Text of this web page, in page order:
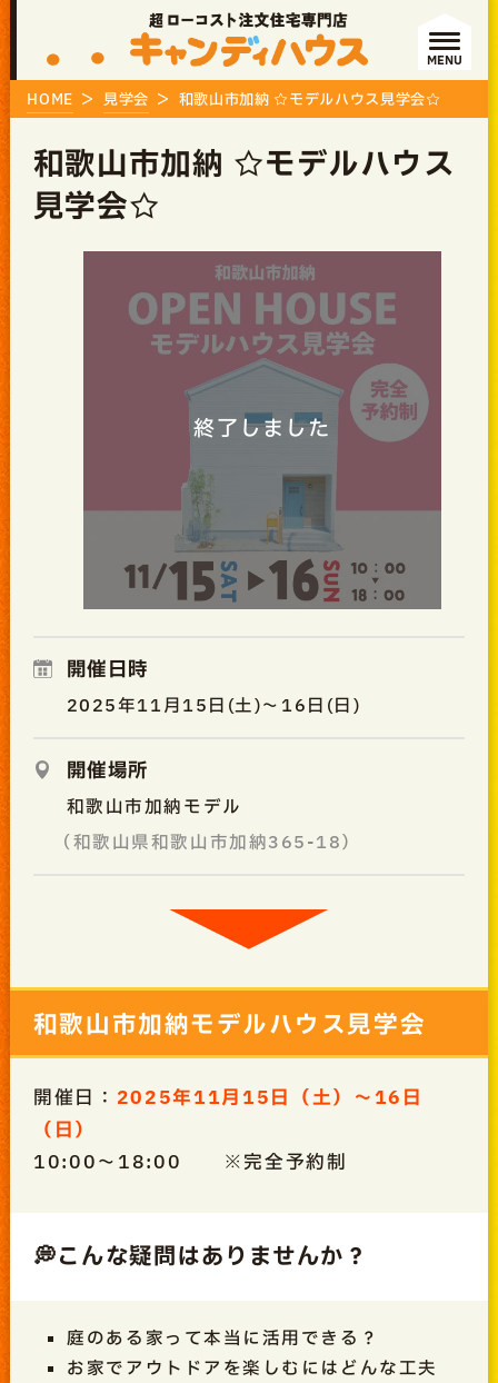
MENU
HOME 見学会 和歌山市加納 ☆モデルハウス見学会☆
和歌山市加納 ☆モデルハウス
見学会☆
終了しました
開催日時
2025年11月15日(土)～16日(日)
開催場所
和歌山市加納モデル
（和歌山県和歌山市加納365-18）
和歌山市加納モデルハウス見学会
開催日： 2025年11月15日（土）～16日
（日）
10:00～18:00 ※完全予約制
💭こんな疑問はありませんか？
庭のある家って本当に活用できる？
お家でアウトドアを楽しむにはどんな工夫